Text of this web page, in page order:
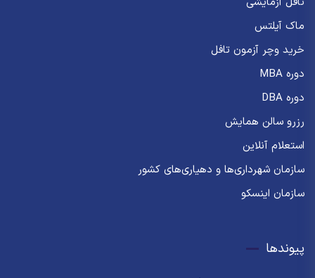
ماک آیلتس
خرید وچر آزمون تافل
دوره MBA
دوره DBA
رزرو سالن همایش
استعلام آنلاین
سازمان شهرداری‌ها و دهیاری‌های کشور
سازمان اینسکو
پیوندها